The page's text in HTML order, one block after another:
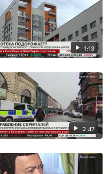
1:13
2:47